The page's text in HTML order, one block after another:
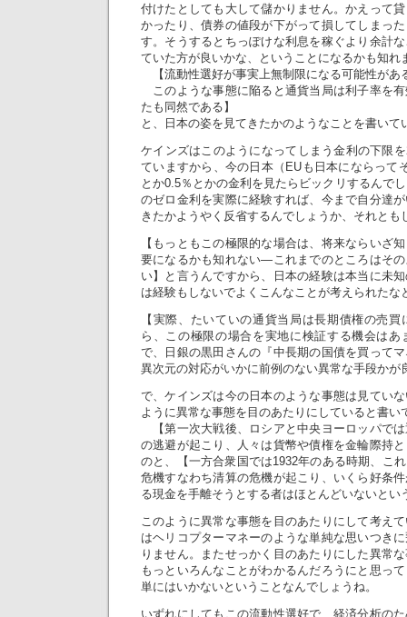
付けたとしても大して儲かりません。かえって
かったり、債券の値段が下がって損してしまっ
す。そうするとちっぽけな利息を稼ぐより余計
ていた方が良いかな、ということになるかも知れ
【流動性選好が事実上無制限になる可能性があ
このような事態に陥ると通貨当局は利子率を
たも同然である】
と、日本の姿を見てきたかのようなことを書いて
ケインズはこのようになってしまう金利の下限
ていますから、今の日本（EUも日本にならって
とか0.5％とかの金利を見たらビックリするんで
のゼロ金利を実際に経験すれば、今まで自分達
きたかようやく反省するんでしょうか、それとも
【もっともこの極限的な場合は、将来ならいざ
要になるかも知れない―これまでのところはそ
い】と言うんですから、日本の経験は本当に未
は経験もしないでよくこんなことが考えられたな
【実際、たいていの通貨当局は長期債権の売
ら、この極限の場合を実地に検証する機会は
で、日銀の黒田さんの『中長期の国債を買って
異次元の対応がいかに前例のない異常な手段かが
で、ケインズは今の日本のような事態は見てい
ように異常な事態を目のあたりにしていると書い
【第一次大戦後、ロシアと中央ヨーロッパで
の逃避が起こり、人々は貨幣や債権を金輪際持
のと、【一方合衆国では1932年のある時期、こ
危機すなわち清算の危機が起こり、いくら好条
る現金を手離そうとする者はほとんどいないとい
このように異常な事態を目のあたりにして考え
はヘリコプターマネーのような単純な思いつき
りません。またせっかく目のあたりにした異常
もっといろんなことがわかるんだろうにと思っ
単にはいかないということなんでしょうね。
いずれにしてもこの流動性選好で、経済分析の